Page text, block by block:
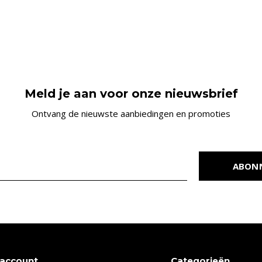
Meld je aan voor onze nieuwsbrief
Ontvang de nieuwste aanbiedingen en promoties